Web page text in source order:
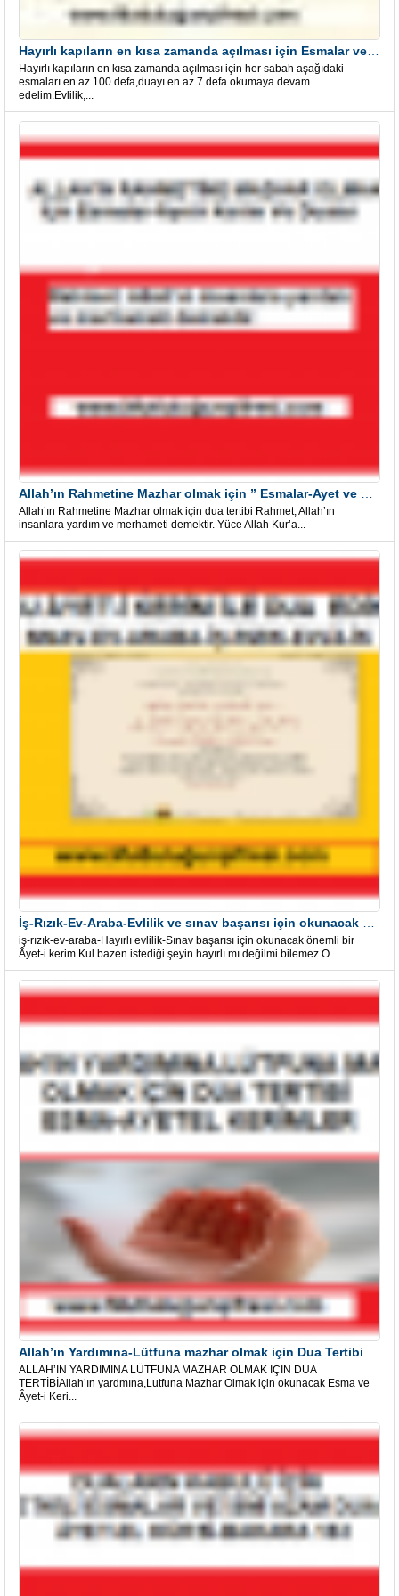
Hayırlı kapıların en kısa zamanda açılması için her sabah aşağıdaki
esmaları en az 100 defa,duayı en az 7 defa okumaya devam
edelim.Evlilik,...
Allah’ın Rahmetine Mazhar olmak için dua tertibi Rahmet; Allah’ın
insanlara yardım ve merhameti demektir. Yüce Allah Kur’a...
iş-rızık-ev-araba-Hayırlı evlilik-Sınav başarısı için okunacak önemli bir
Âyet-i kerim Kul bazen istediği şeyin hayırlı mı değilmi bilemez.O...
Allah’ın Yardımına-Lütfuna mazhar olmak için Dua Tertibi
ALLAH’IN YARDIMINA LÜTFUNA MAZHAR OLMAK İÇİN DUA
TERTİBİAllah’ın yardmına,Lutfuna Mazhar Olmak için okunacak Esma ve
Âyet-i Keri...